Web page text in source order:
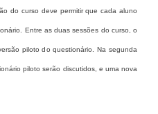
do curso deve permitir que cada aluno
Entre as duas sessões do curso, o
piloto do questionário. Na segunda
piloto serão discutidos, e uma nova